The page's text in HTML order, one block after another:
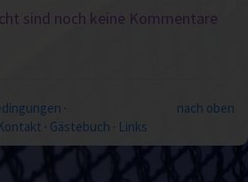
sind noch keine Kommentare
nach oben
·
· Gästebuch · Links